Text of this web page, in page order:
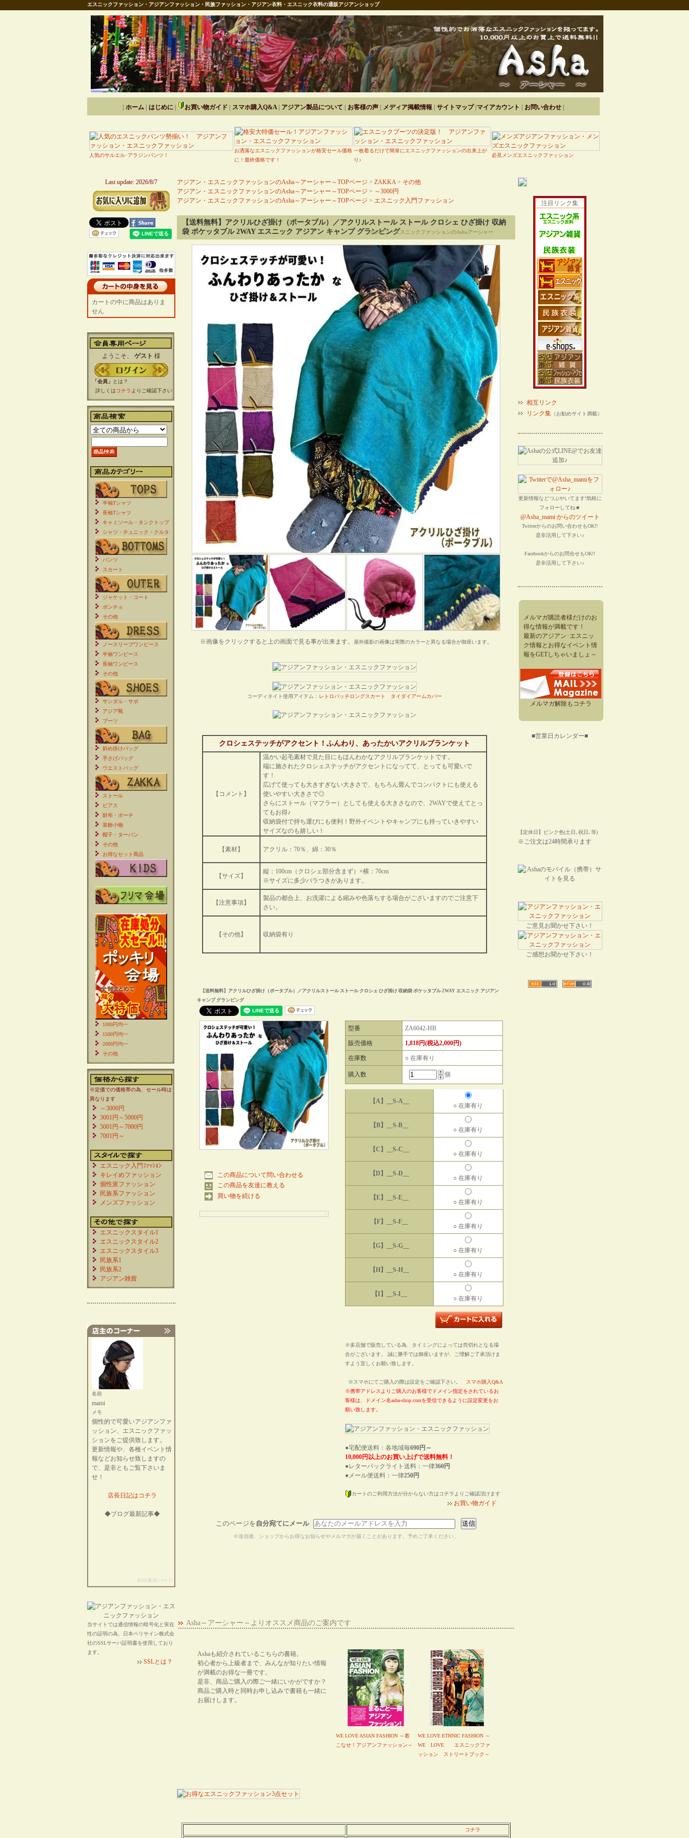
エスニックファッション・アジアンファッション・民族ファッション・アジアン衣料・エスニック衣料の通販アジアンショップ
ホーム| はじめに| お買い物ガイド スマホ購入Q&A| アジアン製品について お客様の声| メディア掲載情報 サイトマップ| マイアカウント お問い合わせ|
人気のサルエル･アラジンパンツ！
お洒落なエスニックファッションが格安セール価格
に！最終価格です！
一枚着るだけで簡単にエスニックファッションの出来上が
り♪
必見メンズエスニックファッション
アジアン・エスニックファッションのAsha～アーシャー～TOPページ > ZAKKA> その他
アジアン・エスニックファッションのAsha～アーシャー～TOPページ > ～3000円
アジアン・エスニックファッションのAsha～アーシャー～TOPページ > エスニック入門ファッション
【送料無料】アクリルひざ掛け（ポータブル）／アクリルストール ストール クロシェ ひざ掛け 収納
袋 ポケッタブル 2WAY エスニック アジアン キャンプ グランピングアジアン・エスニックファッションのAshaアーシャー
※画像をクリックすると上の画面で見る事が出来ます。 屋外撮影の画像は実際のカラーと異なる場合が御座います。
コーディネイト使用アイテム： レトロパッチロングスカート タイダイアームカバー
クロシェステッチがアクセント！ふんわり、あったかいアクリルブランケット
【コメント】
温かい起毛素材で見た目にもほんわかなアクリルブランケットです。
端に施されたクロシェステッチがアクセントになってて、とっても可愛いで
す！
広げて使っても大きすぎない大きさで、もちろん畳んでコンパクトにも使える
使いやすい大きさで◎
さらにストール（マフラー）としても使える大きさなので、2WAYで使えてとっ
てもお得♪
収納袋付で持ち運びにも便利！野外イベントやキャンプにも持っていきやすい
サイズなのも嬉しい！
【素材】 アクリル：70％、綿：30％
【サイズ】
縦：100cm（クロシェ部分含まず）×横：70cm
※サイズに多少バラつきがあります。
【注意事項】
製品の都合上、お洗濯による縮みや色落ちする場合がございますのでご注意下
さい。
【その他】 収納袋有り
【送料無料】アクリルひざ掛け（ポータブル）／アクリルストール ストール クロシェ ひざ掛け 収納袋 ポケッタブル 2WAY エスニック アジアン
キャンプ グランピング
この商品について問い合わせる
この商品を友達に教える
買い物を続ける
型番 ZA6042-HB
販売価格 1,818円(税込2,000円)
在庫数 ○ 在庫有り
購入数 個
【A】__S-A__
○ 在庫有り
【B】__S-B__
○ 在庫有り
【C】__S-C__
○ 在庫有り
【D】__S-D__
○ 在庫有り
【E】__S-E__
○ 在庫有り
【F】__S-F__
○ 在庫有り
【G】__S-G__
○ 在庫有り
【H】__S-H__
○ 在庫有り
【I】__S-I__
○ 在庫有り
※多店舗で販売している為、タイミングによっては売切れとなる場
合がございます。 誠に勝手では御座いますが、ご理解ご了承頂けま
すよう宜しくお願い致します。
※スマホにてご購入の際は設定をご確認下さい。
スマホ購入Q&A
※携帯アドレスよりご購入のお客様でドメイン指定をされているお
客様は、ドメイン名asha-shop.comを受信できるように設定変更をお
願い致します。
●宅配便送料：各地域毎690円～
10,000円以上のお買い上げで送料無料！
●レターパックライト送料：一律360円
●メール便送料：一律250円
カートのご利用方法が分からない方はコチラよりご確認頂けます
お買い物ガイド
このページを自分宛てにメール
※送信後、ショップからお得なお知らせやメルマガが届くことがあります。予めご了承ください。
Asha～アーシャー～よりオススメ商品のご案内です
Ashaも紹介されているこちらの書籍。
初心者から上級者まで、みんなが知りたい情報
が満載のお得な一冊です。
是非、商品ご購入の際ご一緒にいかがですか？
商品ご購入時と同時お申し込みで書籍も一緒に
お届けします。
WE LOVE ASIAN FASHION ～着
こなせ！アジアンファッション～
WE LOVE ETHNIC FASHION ～
WE LOVE エスニックファ
ッション ストリートブック～
コチラ
Last update: 2026/8/7
カートの中に商品はありま
せん
ようこそ、 ゲスト 様
「会員」
とは？
詳しくはコチラ よりご確認下さい
半袖Tシャツ
長袖Tシャツ
キャミソール・タンクトップ
シャツ・チュニック・クルタ
パンツ
スカート
ジャケット・コート
ポンチョ
その他
ノースリーブワンピース
半袖ワンピース
長袖ワンピース
その他
サンダル・サボ
アジア靴
ブーツ
斜め掛けバッグ
手さげバッグ
ウエストバッグ
ストール
ピアス
財布・ポーチ
装飾小物
帽子・ターバン
その他
お得なセット商品
1000円均一
1500円均一
2000円均一
その他
※定価での価格帯の為、セール時は
異なります
～3000円
3001円～5000円
5001円～7000円
7001円～
エスニック入門ﾌｧｯｼｮﾝ
キレイめファッション
個性派ファッション
民族系ファッション
メンズファッション
エスニックスタイル1
エスニックスタイル2
エスニックスタイル3
民族系1
民族系2
アジアン雑貨
名前
mami
メモ
個性的で可愛いアジアンファ
ッション、エスニックファッ
ションをご提供致します。
更新情報や、各種イベント情
報などお知らせ致しますの
で、是非ともご覧下さいま
せ！
店長日記はコチラ
◆ブログ最新記事◆
RSS表示パーツ
当サイトでは通信情報の暗号化と実在
性の証明の為、日本ベリサイン株式会
社のSSLサーバ証明書を使用しており
ます。
SSLとは？
注目リンク集
相互リンク
リンク集（お勧めサイト満載）
更新情報などつぶやいてます!気軽に
フォローしてね★
@Asha_mami からのツイート
Twitterからのお問い合わせもOK!!
是非活用して下さい♪
Facebookからのお問合せもOK!!
是非活用して下さい♪
メルマガ購読者様だけのお
得な情報が満載です！
最新のアジアン･エスニッ
ク情報とお得なイベント情
報をGETしちゃいましょ～
メルマガ解除もコチラ
■営業日カレンダー■
【定休日】ピンク色(土日､祝日､等)
※ご注文は24時間承ります
ご意見お聞かせ下さい！
ご感想お聞かせ下さい！